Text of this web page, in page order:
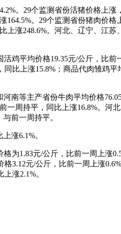
。29个监测省份活猪价格上涨
164.5%。29个监测省份猪肉价
上涨248.6%。河北、辽宁、江
鸡平均价格19.35元/公斤，比前
比上涨15.8%；商品代肉雏鸡
南等主产省份牛肉平均价格
一周持平，同比上涨16.8%。河
前一周持平。
涨6.1%。
为1.83元/公斤，比前一周上涨
3.12元/公斤，比前一周上涨
涨2.1%。